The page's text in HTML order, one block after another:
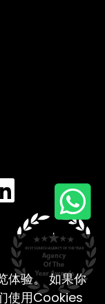
体验。 如果你
使用Cookies